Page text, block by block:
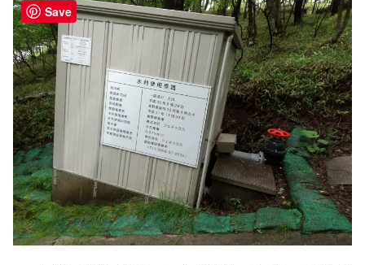
Save